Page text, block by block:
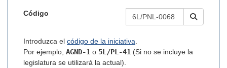
Código
Introduzca el código de la iniciativa.
Por ejemplo, AGND-1 o 5L/PL-41 (Si no se incluye la
legislatura se utilizará la actual).